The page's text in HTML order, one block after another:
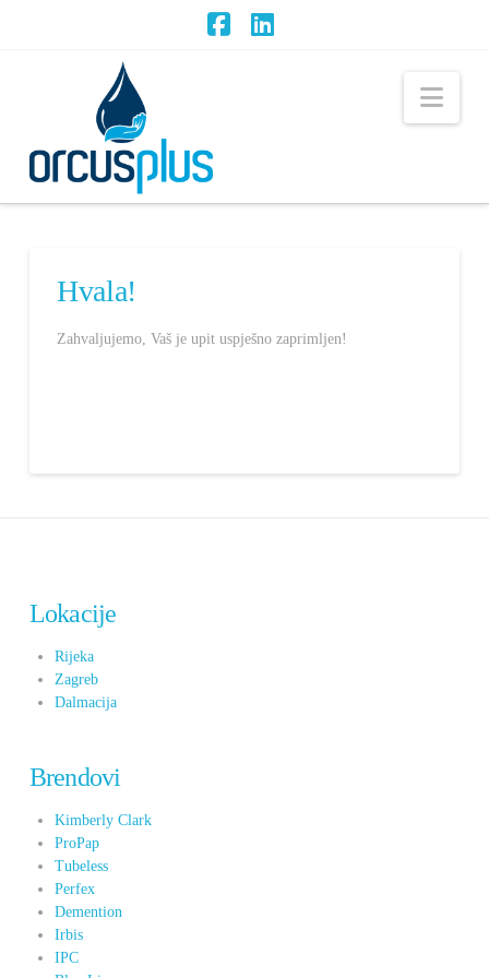
Hvala!
Zahvaljujemo, Vaš je upit uspješno zaprimljen!
Lokacije
Rijeka
Zagreb
Dalmacija
Brendovi
Kimberly Clark
ProPap
Tubeless
Perfex
Demention
Irbis
IPC